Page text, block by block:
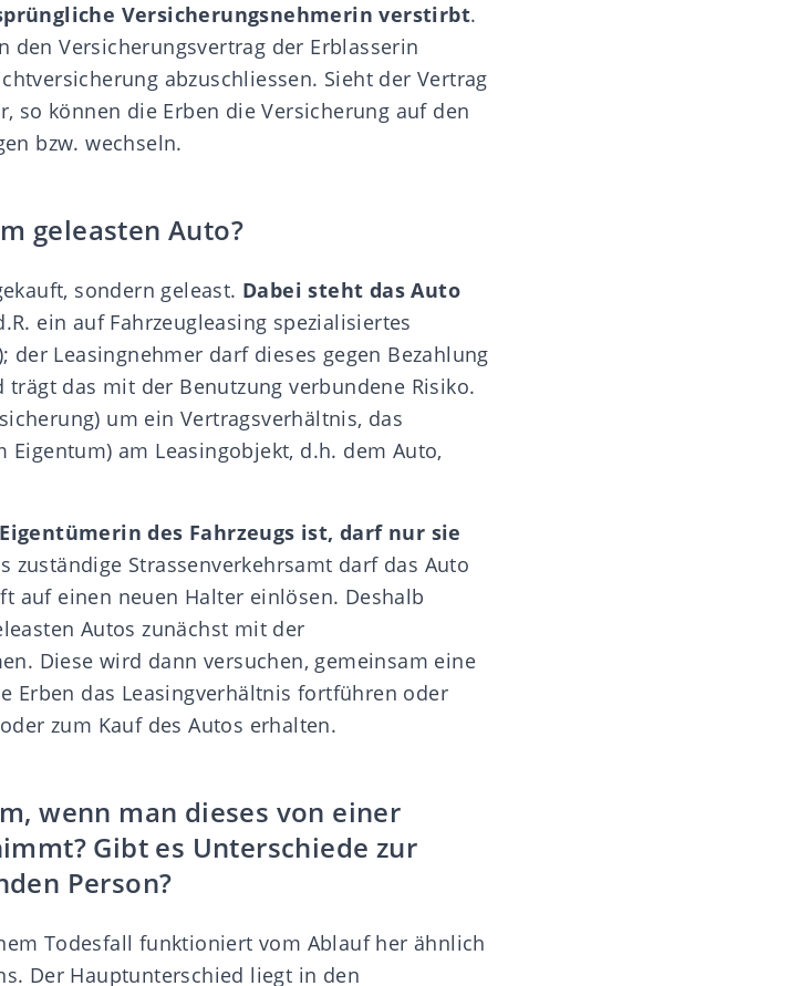
Versicherungsnehmerin verstirbt.
den Versicherungsvertrag der Erblasserin
abzuschliessen. Sieht der Vertrag
so können die Erben die Versicherung auf den
bzw. wechseln.
geleasten Auto?
sondern geleast. Dabei steht das Auto
ein auf Fahrzeugleasing spezialisiertes
der Leasingnehmer darf dieses gegen Bezahlung
das mit der Benutzung verbundene Risiko.
um ein Vertragsverhältnis, das
am Leasingobjekt, d.h. dem Auto,
des Fahrzeugs ist, darf nur sie
zuständige Strassenverkehrsamt darf das Auto
auf einen neuen Halter einlösen. Deshalb
Autos zunächst mit der
Diese wird dann versuchen, gemeinsam eine
Erben das Leasingverhältnis fortführen oder
zum Kauf des Autos erhalten.
wenn man dieses von einer
Gibt es Unterschiede zur
Person?
Todesfall funktioniert vom Ablauf her ähnlich
Der Hauptunterschied liegt in den